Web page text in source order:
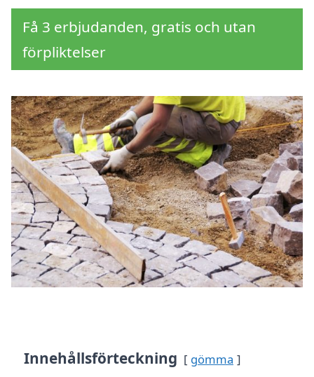
Få 3 erbjudanden, gratis och utan
förpliktelser
Innehållsförteckning gömma